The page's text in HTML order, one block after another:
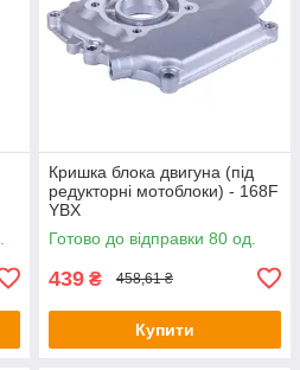
Кришка блока двигуна (під
редукторні мотоблоки) - 168F
YBX
Готово до відправки 80 од.
439 ₴ 458,61 ₴
Купити